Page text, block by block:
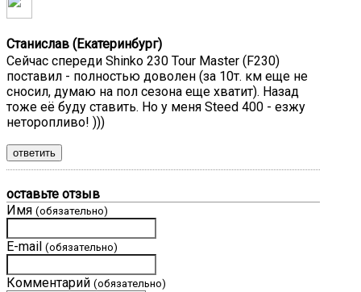
Станислав (Екатеринбург)
Сейчас спереди Shinko 230 Tour Master (F230)
поставил - полностью доволен (за 10т. км еще не
сносил, думаю на пол сезона еще хватит). Назад
тоже её буду ставить. Но у меня Steed 400 - езжу
неторопливо! )))
ответить
оставьте отзыв
Имя (обязательно)
E-mail (обязательно)
Комментарий (обязательно)